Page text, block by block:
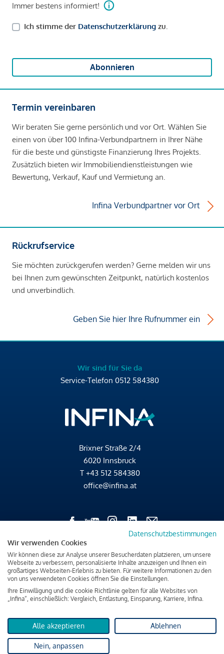
Immer bestens informiert!
Ich stimme der Datenschutzerklärung zu.
Abonnieren
Termin vereinbaren
Wir beraten Sie gerne persönlich und vor Ort. Wählen Sie
einen von über 100 Infina-Verbundpartnern in Ihrer Nähe
für die beste und günstigste Finanzierung Ihres Projekts.
Zusätzlich bieten wir Immobiliendienstleistungen wie
Bewertung, Verkauf, Kauf und Vermietung an.
Infina Verbundpartner vor Ort
Rückrufservice
Sie möchten zurückgerufen werden? Gerne melden wir uns
bei Ihnen zum gewünschten Zeitpunkt, natürlich kostenlos
und unverbindlich.
Geben Sie hier Ihre Rufnummer ein
Wir sind für Sie da
Service-Telefon 0512 584380
Brixner Straße 2/4
6020 Innsbruck
T +43 512 584380
office@infina.at
Impressum
Datenschutz & Cookies
Verbraucherschutzinformation & rechtliche Hinweise
Datenschutzbestimmungen
Wir verwenden Cookies
Wir können diese zur Analyse unserer Besucherdaten platzieren, um unsere
Webseite zu verbessern, personalisierte Inhalte anzuzeigen und Ihnen ein
großartiges Webseiten-Erlebnis zu bieten. Für weitere Informationen zu den
von uns verwendeten Cookies öffnen Sie die Einstellungen.
Ihre Einwilligung und die cookie Richtlinie gelten für alle Websites von
„Infina“, einschließlich: Vergleich, Entlastung, Einsparung, Karriere, Infina.
Alle akzeptieren Ablehnen
Nein, anpassen